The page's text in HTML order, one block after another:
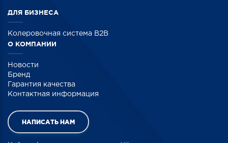
ДЛЯ БИЗНЕСА
Колеровочная система B2B
О КОМПАНИИ
Новости
Бренд
Гарантия качества
Контактная информация
НАПИСАТЬ НАМ